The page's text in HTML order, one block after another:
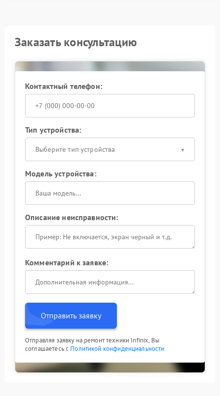
Заказать консультацию
Контактный телефон:
Тип устройства:
Выберите тип устройства
Модель устройства:
Описание неисправности:
Комментарий к заявке:
Отправить заявку
Отправляя заявку на ремонт техники Infinix, Вы
соглашаетесь с Политикой конфиденциальности